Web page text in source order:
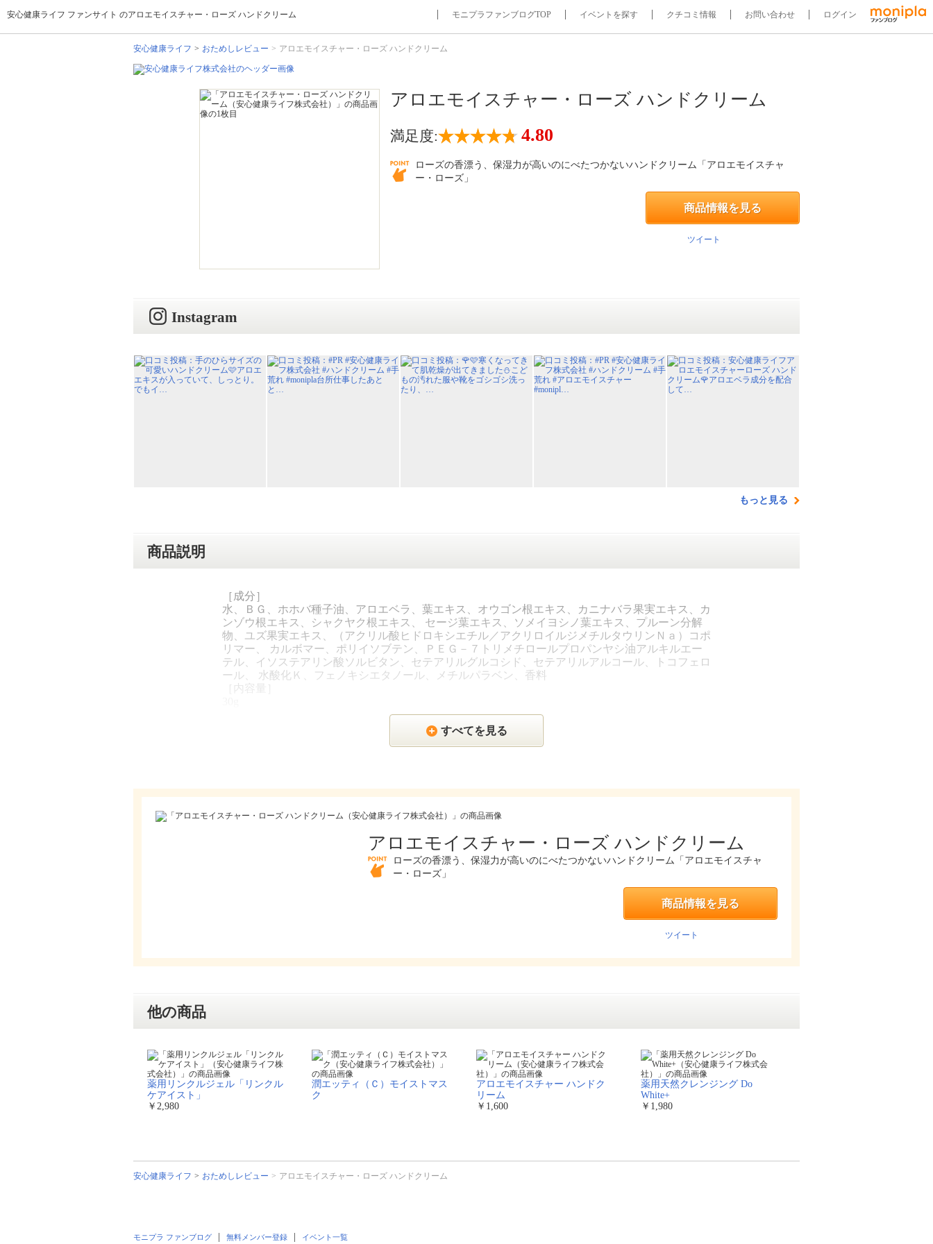
安心健康ライフ ファンサイト のアロエモイスチャー・ローズ ハンドクリーム モニプラファンブログTOP イベントを探す クチコミ情報 お問い合わせ ログイン
安心健康ライフ おためしレビュー アロエモイスチャー・ローズ ハンドクリーム
アロエモイスチャー・ローズ ハンドクリーム
満足度: 4.80
ローズの香漂う、保湿力が高いのにべたつかないハンドクリーム「アロエモイスチャ
ー・ローズ」
商品情報を見る
ツイート
Instagram
もっと見る
商品説明
［成分］
水、ＢＧ、ホホバ種子油、アロエベラ、葉エキス、オウゴン根エキス、カニナバラ果実エキス、カ
ンゾウ根エキス、シャクヤク根エキス、 セージ葉エキス、ソメイヨシノ葉エキス、プルーン分解
物、ユズ果実エキス、（アクリル酸ヒドロキシエチル／アクリロイルジメチルタウリンＮａ）コポ
リマー、 カルボマー、ポリイソブテン、ＰＥＧ－７トリメチロールプロパンヤシ油アルキルエー
テル、イソステアリン酸ソルビタン、セテアリルグルコシド、セテアリルアルコール、トコフェロ
ール、 水酸化Ｋ、フェノキシエタノール、メチルパラベン、香料
［内容量］
すべてを見る
アロエモイスチャー・ローズ ハンドクリーム
ローズの香漂う、保湿力が高いのにべたつかないハンドクリーム「アロエモイスチャ
ー・ローズ」
商品情報を見る
ツイート
他の商品
薬用リンクルジェル「リンクル
ケアイスト」
￥2,980
潤エッティ（Ｃ）モイストマス
ク
アロエモイスチャー ハンドク
リーム
￥1,600
薬用天然クレンジング Do
White+
￥1,980
安心健康ライフ おためしレビュー アロエモイスチャー・ローズ ハンドクリーム
モニプラ ファンブログ 無料メンバー登録 イベント一覧